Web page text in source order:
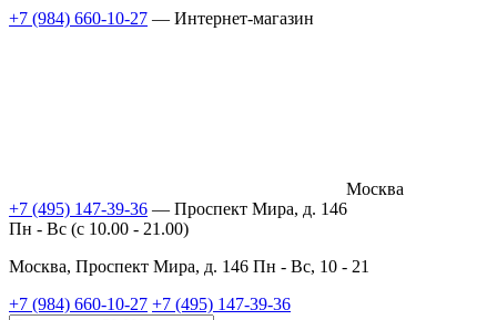
+7 (984) 660-10-27 — Интернет-магазин
Москва
+7 (495) 147-39-36 — Проспект Мира, д. 146
Пн - Вс (c 10.00 - 21.00)
Москва, Проспект Мира, д. 146 Пн - Вс, 10 - 21
+7 (984) 660-10-27 +7 (495) 147-39-36